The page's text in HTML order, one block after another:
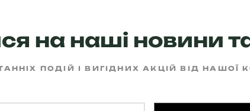
на наші новини та
ПОДІЙ І ВИГІДНИХ АКЦІЙ ВІД НАШОЇ